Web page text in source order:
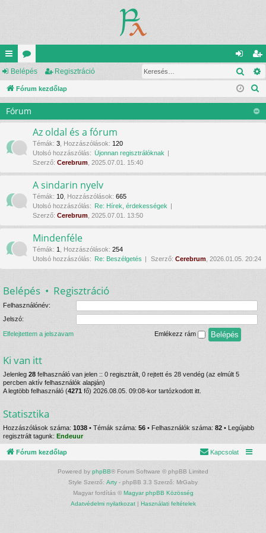
yo
rs
lin
ke
k
ór
u
ok
el
ép
eg
is
ztr
ác
Belépés Regisztráció
Fórum kezdőlap
Fórum
Az oldal és a fórum
Témák: 3 Hozzászólások: 120
Utolsó hozzászólás: Újonnan regisztrálóknak
Szerző: Cerebrum , 2025.07.01. 15:40
A sindarin nyelv
Témák: 10 Hozzászólások: 665
Utolsó hozzászólás: Re: Hírek, érdekességek
Szerző: Cerebrum , 2025.07.01. 13:50
Mindenféle
Témák: 1 Hozzászólások: 254
Utolsó hozzászólás: Re: Beszélgetés Szerző: Cerebrum , 2026.01.05. 20:24
Belépés • Regisztráció
Felhasználónév:
Jelszó:
Elfelejtettem a jelszavam Emlékezz rám
Ki van itt
Jelenleg 28 felhasználó van jelen :: 0 regisztrált, 0 rejtett és 28 vendég (az elmúlt 5
percben aktív felhasználók alapján)
A legtöbb felhasználó (4271 fő) 2026.08.05. 09:08-kor tartózkodott itt.
Statisztika
Hozzászólások száma: 1038 • Témák száma: 56 • Felhasználók száma: 82 • Legújabb
regisztrált tagunk: Endeuur
Fórum kezdőlap Kapcsolat
Powered by phpBB® Forum Software © phpBB Limited
Style Szerző: Arty - phpBB 3.3 Szerző: MrGaby
Magyar fordítás © Magyar phpBB Közösség
Adatvédelmi nyilatkozat| Használati feltételek